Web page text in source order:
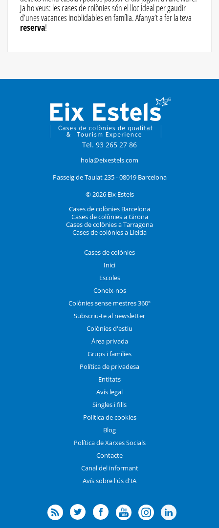
Ja ho veus: les cases de colònies són el lloc ideal per gaudir
d’unes vacances inoblidables en família. Afanya’t a fer la teva
reserva!
Tel. 93 265 27 86
hola@eixestels.com
Passeig de Taulat 235 - 08019 Barcelona
© 2026 Eix Estels
Cases de colònies Barcelona
Cases de colònies a Girona
Cases de colònies a Tarragona
Cases de colònies a Lleida
Cases de colònies
Inici
Escoles
Coneix-nos
Colònies sense mestres 360º
Subscriu-te al newsletter
Colònies d'estiu
Àrea privada
Grups i famílies
Política de privadesa
Entitats
Avís legal
Singles i fills
Política de cookies
Blog
Política de Xarxes Socials
Contacte
Canal del informant
Avís sobre l'ús d'IA